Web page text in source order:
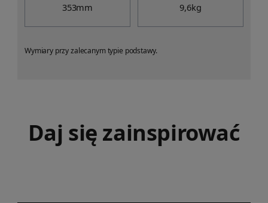
353mm
9,6kg
Wymiary przy zalecanym typie podstawy.
Daj się zainspirować